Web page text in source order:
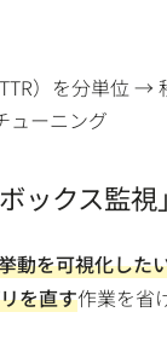
）を分単位 →
ューニング
ックス監視」
動を可視化した
を直す作業を省